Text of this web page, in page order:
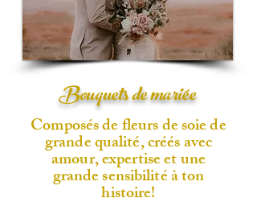
Bouquets de mariée
Composés de fleurs de soie de
grande qualité, créés avec
amour, expertise et une
grande sensibilité à ton